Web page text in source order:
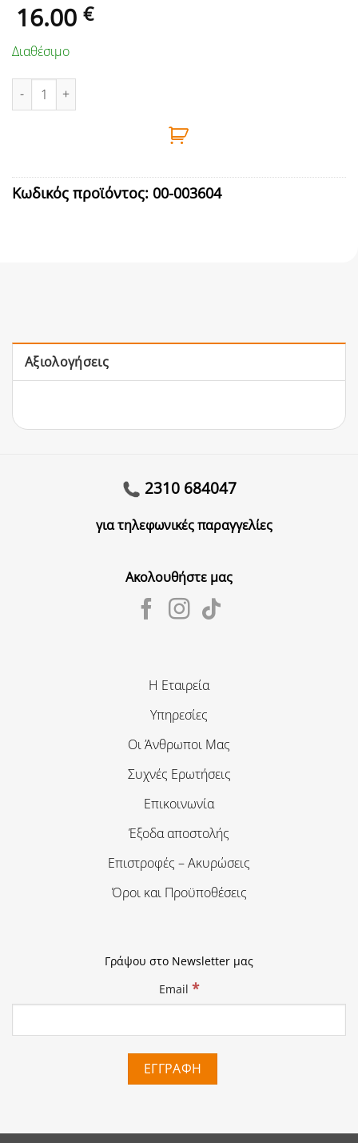
16.00 €
Διαθέσιμο
ΚΟΛΛΑ ΠΛΑΚΙΔΙΩΝ ΛΕΥΚΗ 25kg ISOMAT AK-20 C2 TE S1
Κωδικός προϊόντος: 00-003604
Αξιολογήσεις
2310 684047
για τηλεφωνικές παραγγελίες
Ακολουθήστε μας
Η Εταιρεία
Υπηρεσίες
Οι Άνθρωποι Μας
Συχνές Ερωτήσεις
Επικοινωνία
Έξοδα αποστολής
Επιστροφές – Ακυρώσεις
Όροι και Προϋποθέσεις
Γράψου στο Newsletter μας
Email *